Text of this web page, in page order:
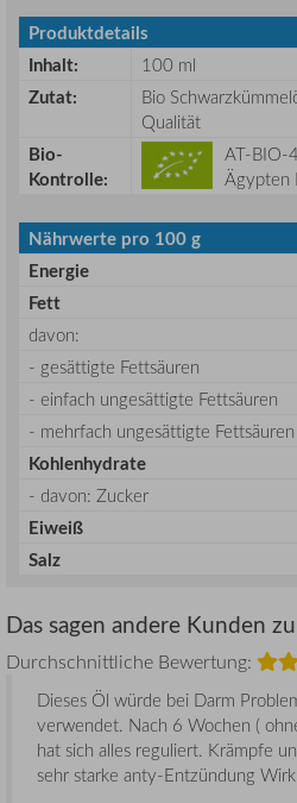
Produktdetails
Inhalt:
100 ml
Zutat:
Bio
Qualität
Bio-
Kontrolle:
AT-BIO-
Ägypten
Nährwerte pro 100 g
Energie
Fett
davon:
- gesättigte Fettsäuren
- einfach ungesättigte Fettsäuren
- mehrfach ungesättigte Fettsäuren
Kohlenhydrate
- davon: Zucker
Eiweiß
Salz
Das sagen andere Kunden
Durchschnittliche Bewertung:
Dieses Öl würde bei Darm
verwendet. Nach 6 Wochen (
hat sich alles reguliert. Krämpfe
sehr starke anty-Entzündung